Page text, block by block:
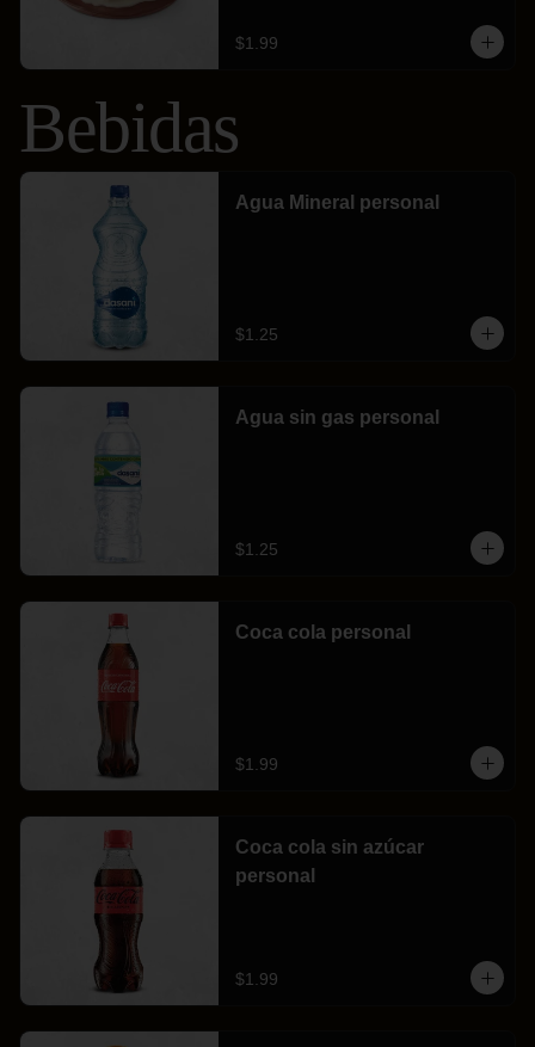
$1.99
Bebidas
Agua Mineral personal
$1.25
Agua sin gas personal
$1.25
Coca cola personal
$1.99
Coca cola sin azúcar
personal
$1.99